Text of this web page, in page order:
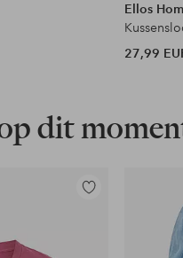
Ellos
27,99
dit
Toevoegen